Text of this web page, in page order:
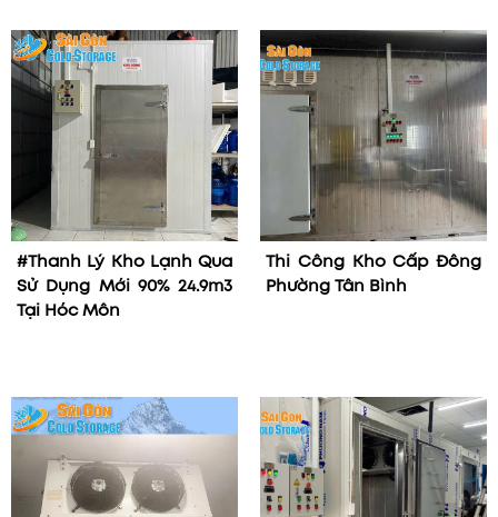
#Thanh Lý Kho Lạnh Qua
Sử Dụng Mới 90% 24.9m3
Tại Hóc Môn
Thi Công Kho Cấp Đông
Phường Tân Bình